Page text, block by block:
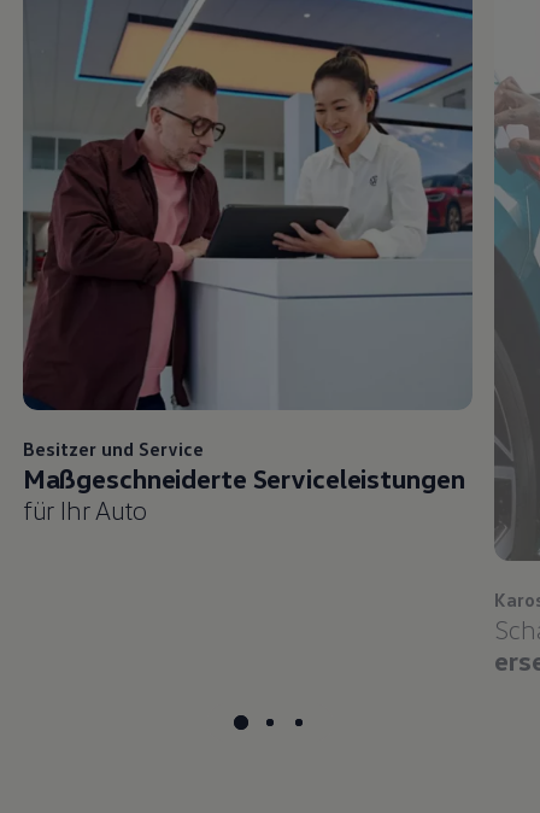
Besitzer und Service
Maßgeschneiderte Serviceleistungen
für Ihr Auto